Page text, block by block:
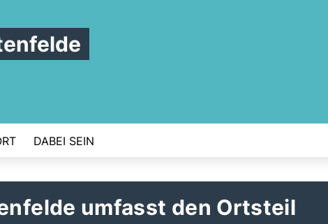
DABEI SEIN
umfasst den Ortsteil